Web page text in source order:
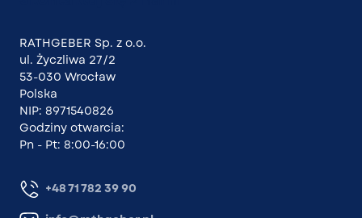
RATHGEBER Sp. z o.o.
ul. Życzliwa 27/2
53-030 Wrocław
Polska
NIP: 8971540826
Godziny otwarcia:
Pn - Pt: 8:00-16:00
+48 71 782 39 90